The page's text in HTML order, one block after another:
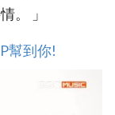
。 」
幫到你!